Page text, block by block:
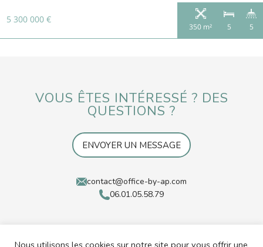
5 300 000 €
350 m² 5 5
VOUS ÊTES INTÉRESSÉ ? DES
QUESTIONS ?
ENVOYER UN MESSAGE
contact@office-by-ap.com
06.01.05.58.79
Nous utilisons les cookies sur notre site pour vous offrir une